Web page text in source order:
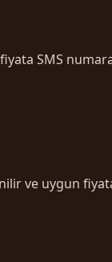
SMS
ve uygun